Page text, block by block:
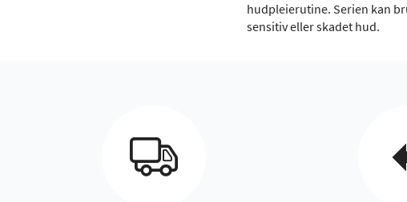
hudpleierutine. Serien kan
sensitiv eller skadet hud.